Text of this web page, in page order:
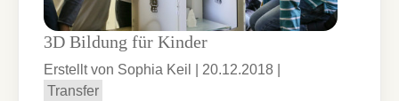
3D Bildung für Kinder
Erstellt von Sophia Keil | 20.12.2018
Transfer